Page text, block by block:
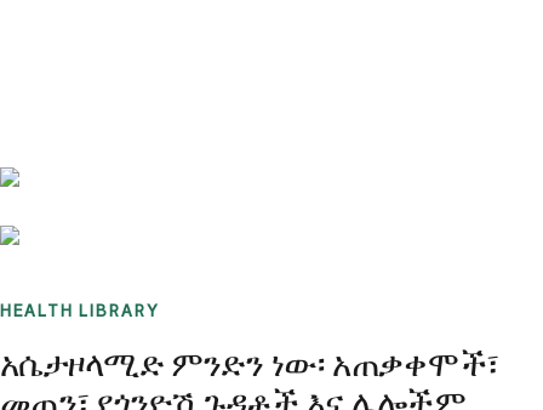
HEALTH LIBRARY
አሴታዞላሚድ ምንድን ነው፡ አጠቃቀሞች፣